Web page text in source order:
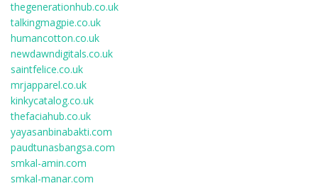
thegenerationhub.co.uk
talkingmagpie.co.uk
humancotton.co.uk
newdawndigitals.co.uk
saintfelice.co.uk
mrjapparel.co.uk
kinkycatalog.co.uk
thefaciahub.co.uk
yayasanbinabakti.com
paudtunasbangsa.com
smkal-amin.com
smkal-manar.com